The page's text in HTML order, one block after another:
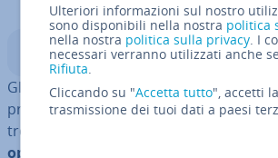
Indice
Gli operatori booleani sono uno
prezioso per chiunque usi dei motori di
trovare delle in­for­ma­zio­ni online.
operatori ma­te­ma­ti­ci
Ulteriori informazioni sul nostro
sono disponibili nella nostra politica
nella nostra politica sulla privacy. I
necessari verranno utilizzati anche
Rifiuta.
Cliccando su "Accetta tutto", accetti
trasmissione dei tuoi dati a paesi